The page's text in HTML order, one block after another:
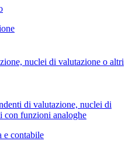
nuclei di valutazione o altri
di valutazione, nuclei di
con funzioni analoghe
e contabile